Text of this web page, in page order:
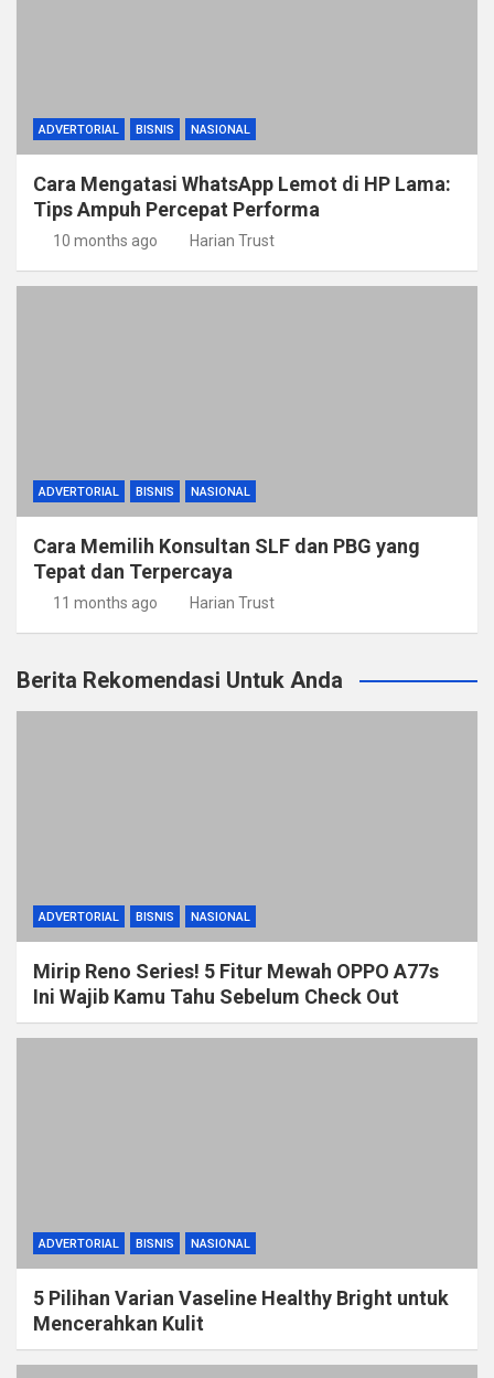
ADVERTORIAL BISNIS NASIONAL
Cara Mengatasi WhatsApp Lemot di HP Lama:
Tips Ampuh Percepat Performa
10 months ago Harian Trust
ADVERTORIAL BISNIS NASIONAL
Cara Memilih Konsultan SLF dan PBG yang
Tepat dan Terpercaya
11 months ago Harian Trust
Berita Rekomendasi Untuk Anda
ADVERTORIAL BISNIS NASIONAL
Mirip Reno Series! 5 Fitur Mewah OPPO A77s
Ini Wajib Kamu Tahu Sebelum Check Out
ADVERTORIAL BISNIS NASIONAL
5 Pilihan Varian Vaseline Healthy Bright untuk
Mencerahkan Kulit